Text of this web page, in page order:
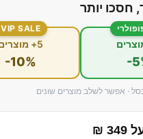
חסכו יותר
-
VIP SALE
5+ מוצרים
-10%
· אפשר לשלב מוצרים שונים
₪